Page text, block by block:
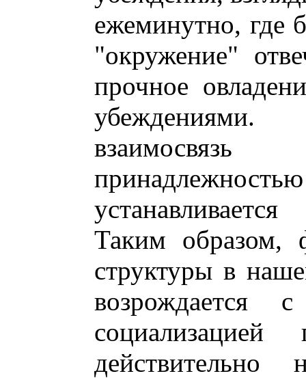
ежеминутно, где
"окружение"
прочное
Таким образом,
структуры в
возрождается